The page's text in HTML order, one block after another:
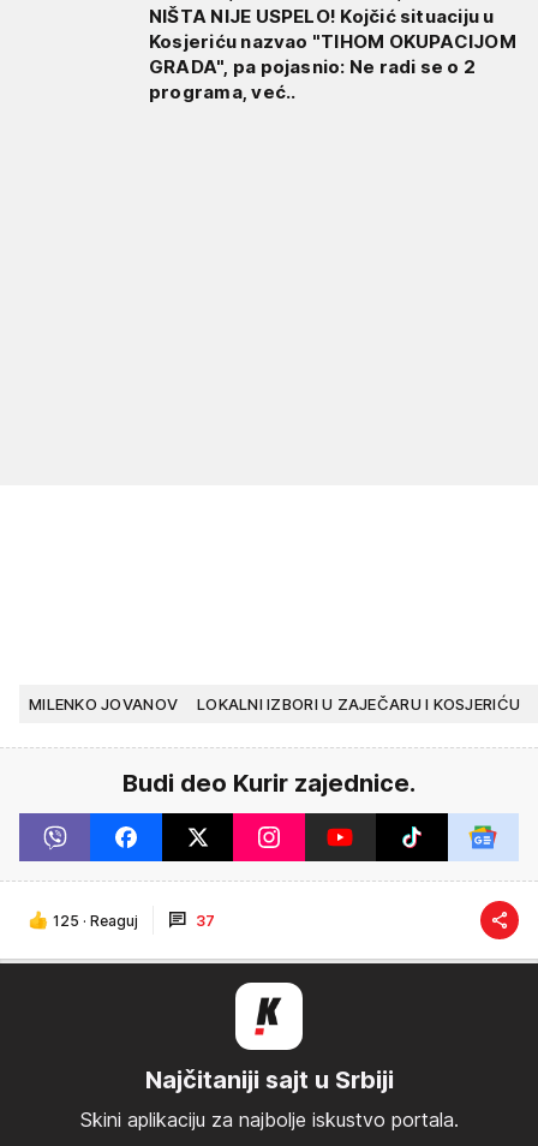
NIŠTA NIJE USPELO! Kojčić situaciju u
Kosjeriću nazvao "TIHOM OKUPACIJOM
GRADA", pa pojasnio: Ne radi se o 2
programa, već..
MILENKO JOVANOV LOKALNI IZBORI U ZAJEČARU I KOSJERIĆU
Budi deo Kurir zajednice.
125 · Reaguj 37
Najčitaniji sajt u Srbiji
Skini aplikaciju za najbolje iskustvo portala.